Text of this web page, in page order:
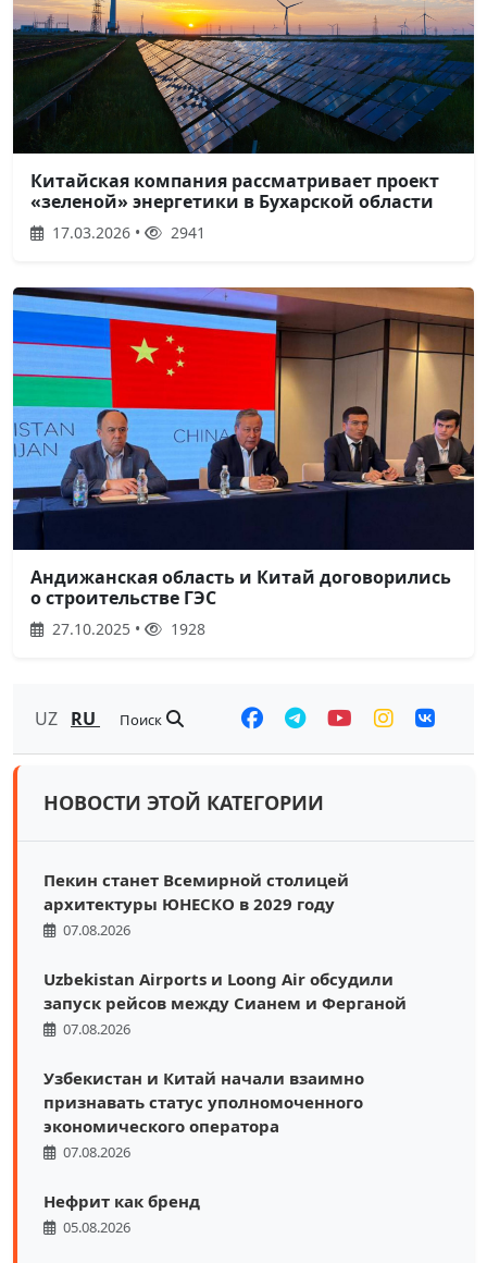
Китайская компания рассматривает проект
«зеленой» энергетики в Бухарской области
17.03.2026 • 2941
Андижанская область и Китай договорились
о строительстве ГЭС
27.10.2025 • 1928
UZ RU Поиск
НОВОСТИ ЭТОЙ КАТЕГОРИИ
Пекин станет Всемирной столицей
архитектуры ЮНЕСКО в 2029 году
07.08.2026
Uzbekistan Airports и Loong Air обсудили
запуск рейсов между Сианем и Ферганой
07.08.2026
Узбекистан и Китай начали взаимно
признавать статус уполномоченного
экономического оператора
07.08.2026
Нефрит как бренд
05.08.2026